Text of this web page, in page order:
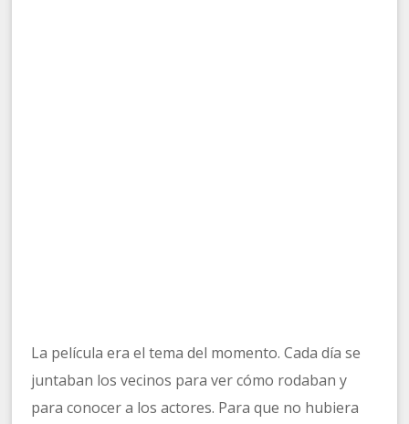
La película era el tema del momento. Cada día se
juntaban los vecinos para ver cómo rodaban y
para conocer a los actores. Para que no hubiera